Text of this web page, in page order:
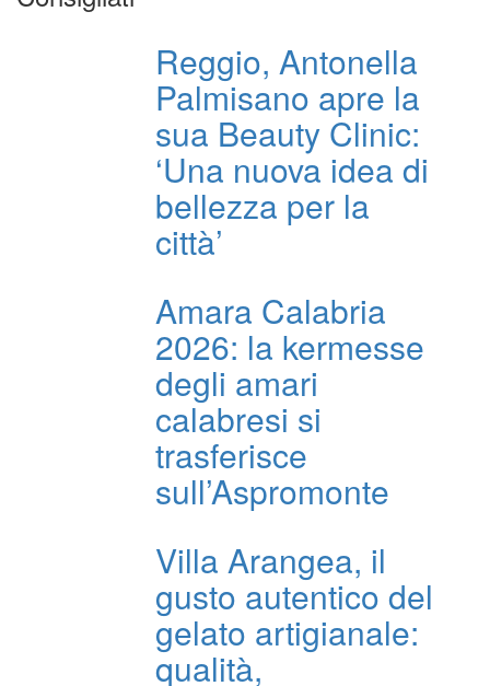
Reggio, Antonella
Palmisano apre la
sua Beauty Clinic:
‘Una nuova idea di
bellezza per la
città’
Amara Calabria
2026: la kermesse
degli amari
calabresi si
trasferisce
sull’Aspromonte
Villa Arangea, il
gusto autentico del
gelato artigianale:
qualità,